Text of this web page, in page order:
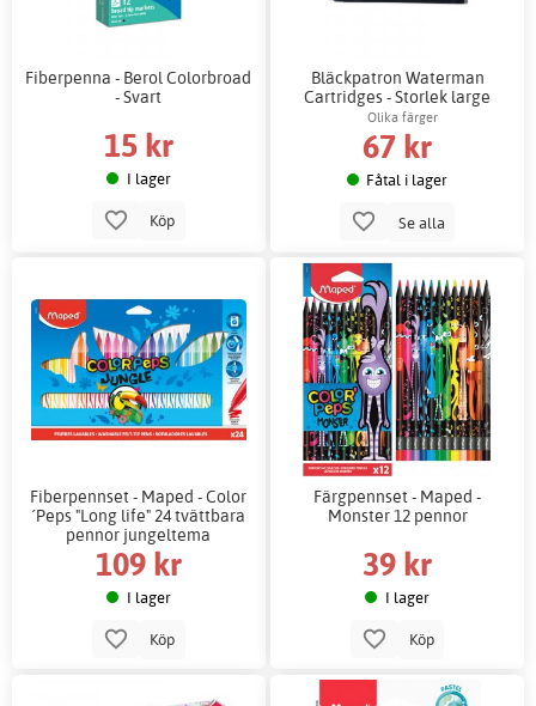
Fiberpenna - Berol Colorbroad
- Svart
15 kr
I lager
Köp
Bläckpatron Waterman
Cartridges - Storlek large
Olika färger
67 kr
Fåtal i lager
Se alla
Fiberpennset - Maped - Color
´Peps "Long life" 24 tvättbara
pennor jungeltema
109 kr
I lager
Köp
Färgpennset - Maped -
Monster 12 pennor
39 kr
I lager
Köp